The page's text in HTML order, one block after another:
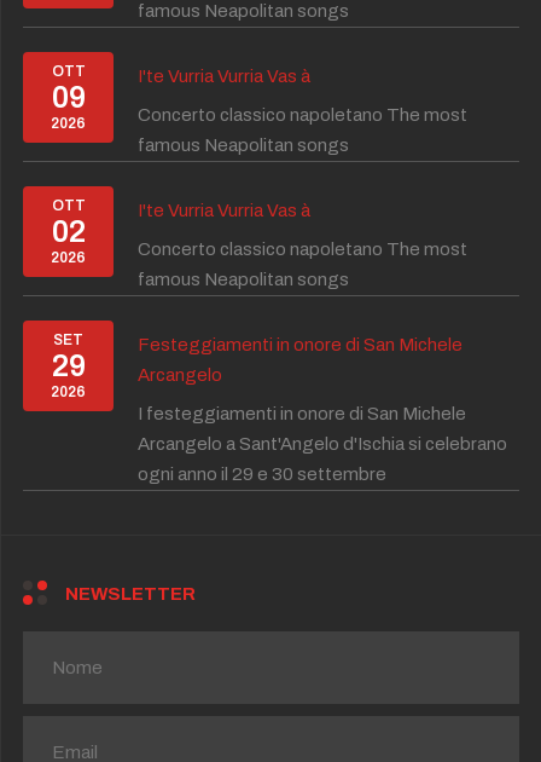
famous Neapolitan songs
OTT
09
2026
I'te Vurria Vurria Vas à
Concerto classico napoletano The most
famous Neapolitan songs
OTT
02
2026
I'te Vurria Vurria Vas à
Concerto classico napoletano The most
famous Neapolitan songs
SET
29
2026
Festeggiamenti in onore di San Michele
Arcangelo
I festeggiamenti in onore di San Michele
Arcangelo a Sant'Angelo d'Ischia si celebrano
ogni anno il 29 e 30 settembre
NEWSLETTER